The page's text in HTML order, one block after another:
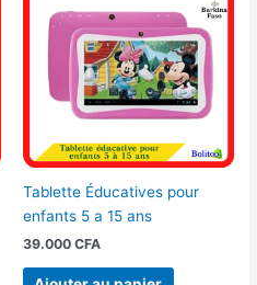
Tablette Éducatives pour
enfants 5 a 15 ans
39.000 CFA